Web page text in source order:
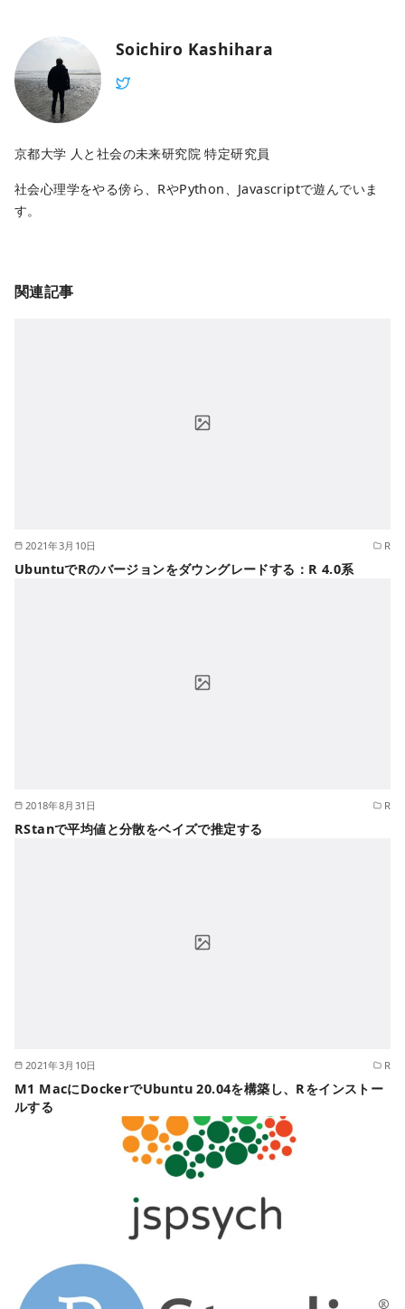
Soichiro Kashihara
京都大学 人と社会の未来研究院 特定研究員
社会心理学をやる傍ら、RやPython、Javascriptで遊んでいま
す。
関連記事
2021年3月10日 R
UbuntuでRのバージョンをダウングレードする：R 4.0系
2018年8月31日 R
RStanで平均値と分散をベイズで推定する
2021年3月10日 R
M1 MacにDockerでUbuntu 20.04を構築し、Rをインストー
ルする